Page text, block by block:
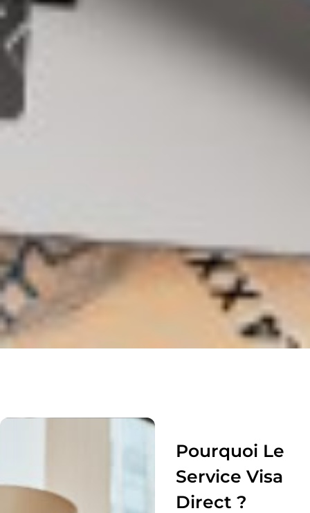
Pourquoi Le
Service Visa
Direct ?